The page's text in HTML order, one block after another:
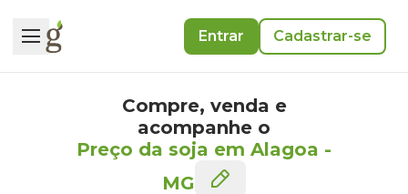
Entrar Cadastrar-se
Compre, venda e
acompanhe o
Preço da soja em Alagoa -
MG